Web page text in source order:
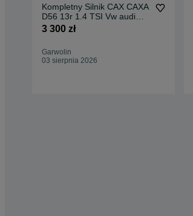
Kompletny Silnik CAX CAXA
D56 13r 1.4 TSI Vw audi
seat skoda 150.000 km
3 300 zł
Garwolin
03 sierpnia 2026